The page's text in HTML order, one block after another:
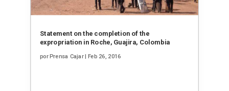
Statement on the completion of the
expropriation in Roche, Guajira, Colombia
porPrensa Cajar| Feb 26, 2016